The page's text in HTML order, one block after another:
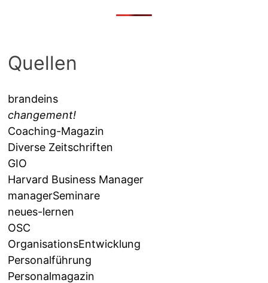
Quellen
brandeins
changement!
Coaching-Magazin
Diverse Zeitschriften
GIO
Harvard Business Manager
managerSeminare
neues-lernen
OSC
OrganisationsEntwicklung
Personalführung
Personalmagazin